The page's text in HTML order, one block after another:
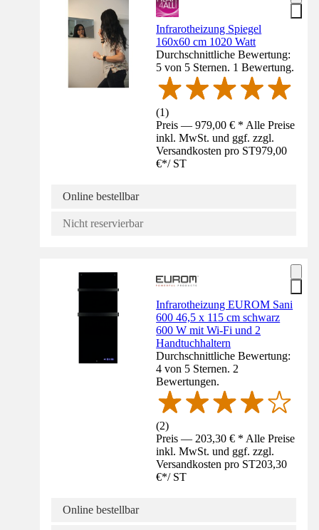
Infrarotheizung Spiegel
160x60 cm 1020 Watt
Durchschnittliche Bewertung:
5 von 5 Sternen. 1 Bewertung.
(1)
Preis — 979,00 € * Alle Preise
inkl. MwSt. und ggf. zzgl.
Versandkosten pro ST979,00
€*/ ST
Online bestellbar
Nicht reservierbar
Infrarotheizung EUROM Sani
600 46,5 x 115 cm schwarz
600 W mit Wi-Fi und 2
Handtuchhaltern
Durchschnittliche Bewertung:
4 von 5 Sternen. 2
Bewertungen.
(2)
Preis — 203,30 € * Alle Preise
inkl. MwSt. und ggf. zzgl.
Versandkosten pro ST203,30
€*/ ST
Online bestellbar